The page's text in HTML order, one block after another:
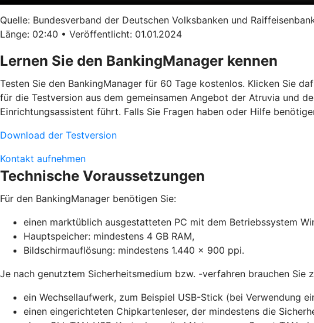
Quelle: Bundesverband der Deutschen Volksbanken und
Länge: 02:40 • Veröffentlicht: 01.01.2024
Lernen Sie den BankingManager kennen
Testen Sie den BankingManager für 60 Tage kostenlos. Klicken Sie
für die Testversion aus dem gemeinsamen Angebot der Atruvia und
Einrichtungsassistent führt. Falls Sie Fragen haben oder Hilfe
Download der Testversion
Kontakt aufnehmen
Technische Voraussetzungen
Für den BankingManager benötigen Sie:
einen marktüblich ausgestatteten PC mit dem Betriebssystem
Hauptspeicher: mindestens 4 GB RAM,
Bildschirmauflösung: mindestens 1.440 x 900 ppi.
Je nach genutztem Sicherheitsmedium bzw. -verfahren brauchen Sie
ein Wechsellaufwerk, zum Beispiel USB-Stick (bei Verwendung
einen eingerichteten Chipkartenleser, der mindestens die